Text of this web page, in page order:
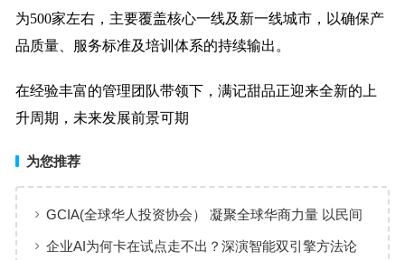
为500家左右，主要覆盖核心一线及新一线城市，以确保产
品质量、服务标准及培训体系的持续输出。
在经验丰富的管理团队带领下，满记甜品正迎来全新的上
升周期，未来发展前景可期
为您推荐
GCIA(全球华人投资协会） 凝聚全球华商力量 以民间
交流赋能从业者共同成长
企业AI为何卡在试点走不出？深演智能双引擎方法论